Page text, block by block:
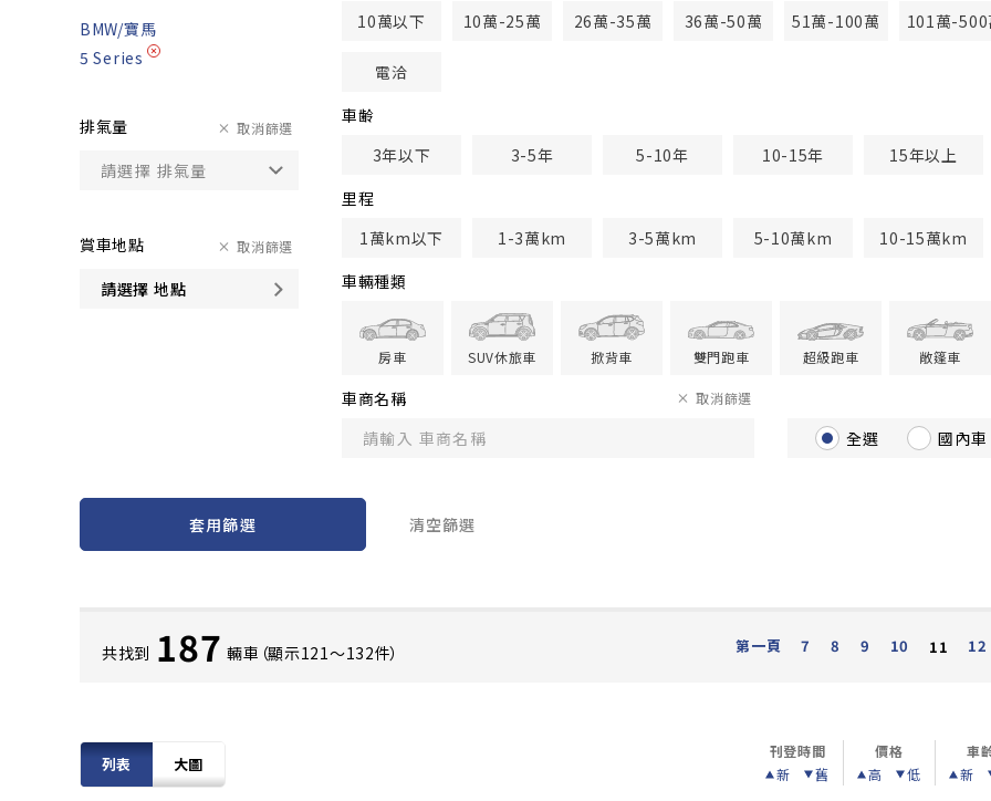
BMW/寶馬
5 Series
排氣量 取消篩選
賞車地點
請選擇 地點
取消篩選
10萬以下
10萬-25萬 26萬-35萬 36萬-50萬 51萬-100萬 101萬-500
電洽
車齢
3年以下
3-5年 5-10年 10-15年
15年以上
里程
1萬km以下
1-3萬km 3-5萬km 5-10萬km
10-15萬km
車輛種類
房車 SUV休旅車 掀背車 雙門跑車 超級跑車 敞篷車
車商名稱 取消篩選
全選 國內車
套用篩選 清空篩選
共找到 187 輛車（顯示121〜132件） 第一頁 7 8 9 10 11 12
列表 大圖
刊登時間
新
舊
價格
高
低
車
新